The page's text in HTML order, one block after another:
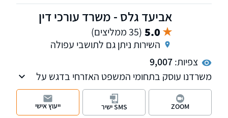
אביעד גלס - משרד עורכי דין
5.0 (35 ממליצים)
השירות ניתן גם לתושבי עפולה
צפיות:9,007
משרדנו עוסק בתחומי המשפט האזרחי בדגש על
הליכי חדלות פירעון על כל גווניהם: הסדרי חובות,
הליכי הוצאה לפועל וכינוס נכסים, פשיטת רגל,
פירוקי חברות והקפאת הליכים.
ZOOM SMS ישיר ייעוץ אישי